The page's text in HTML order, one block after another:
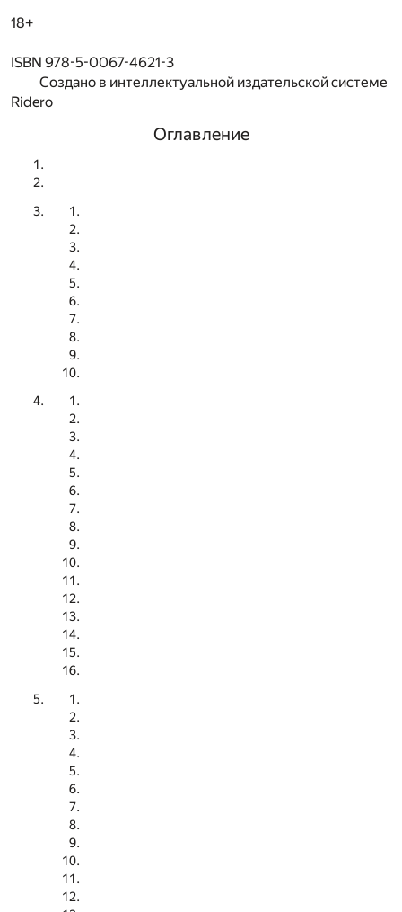
18+
ISBN 978-5-0067-4621-3
Создано в интеллектуальной издательской системе
Ridero
Оглавление